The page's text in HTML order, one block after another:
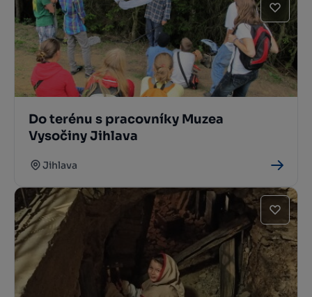
Do terénu s pracovníky Muzea
Vysočiny Jihlava
Jihlava